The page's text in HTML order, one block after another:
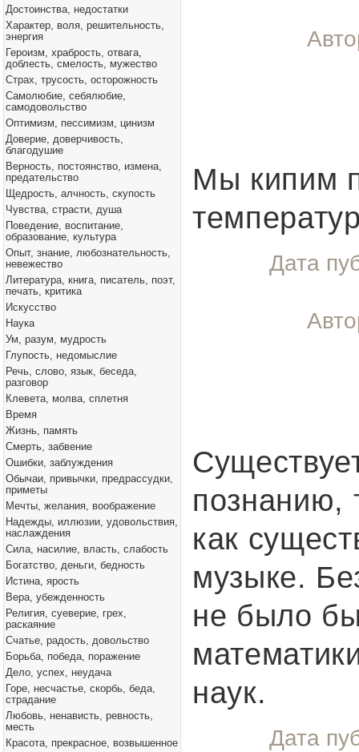
Достоинства, недостатки
Характер, воля, решительность,
энергия
Героизм, храбрость, отвага,
доблесть, смелость, мужество
Страх, трусость, осторожность
Самолюбие, себялюбие,
самодовольство
Оптимизм, пессимизм, цинизм
Доверие, доверчивость,
благодушие
Верность, постоянство, измена,
предательство
Щедрость, алчность, скупость
Чувства, страсти, душа
Поведение, воспитание,
образование, культура
Опыт, знание, любознательность,
невежество
Литература, книга, писатель, поэт,
печать, критика
Искусство
Наука
Ум, разум, мудрость
Глупость, недомыслие
Речь, слово, язык, беседа,
разговор
Клевета, молва, сплетня
Время
Жизнь, память
Смерть, забвение
Ошибки, заблуждения
Обычаи, привычки, предрассудки,
приметы
Мечты, желания, воображение
Надежды, иллюзии, удовольствия,
наслаждения
Сила, насилие, власть, слабость
Богатство, деньги, бедность
Истина, ярость
Вера, убежденность
Религия, суеверие, грех,
раскаяние
Счатье, радость, довольство
Борьба, победа, поражение
Дело, успех, неудача
Горе, несчастье, скорбь, беда,
страдание
Любовь, ненависть, ревность,
месть
Красота, прекрасное, возвышенное
Мы кипим
Дата
познанию,
как
музыке.
не было
наук.
Дата